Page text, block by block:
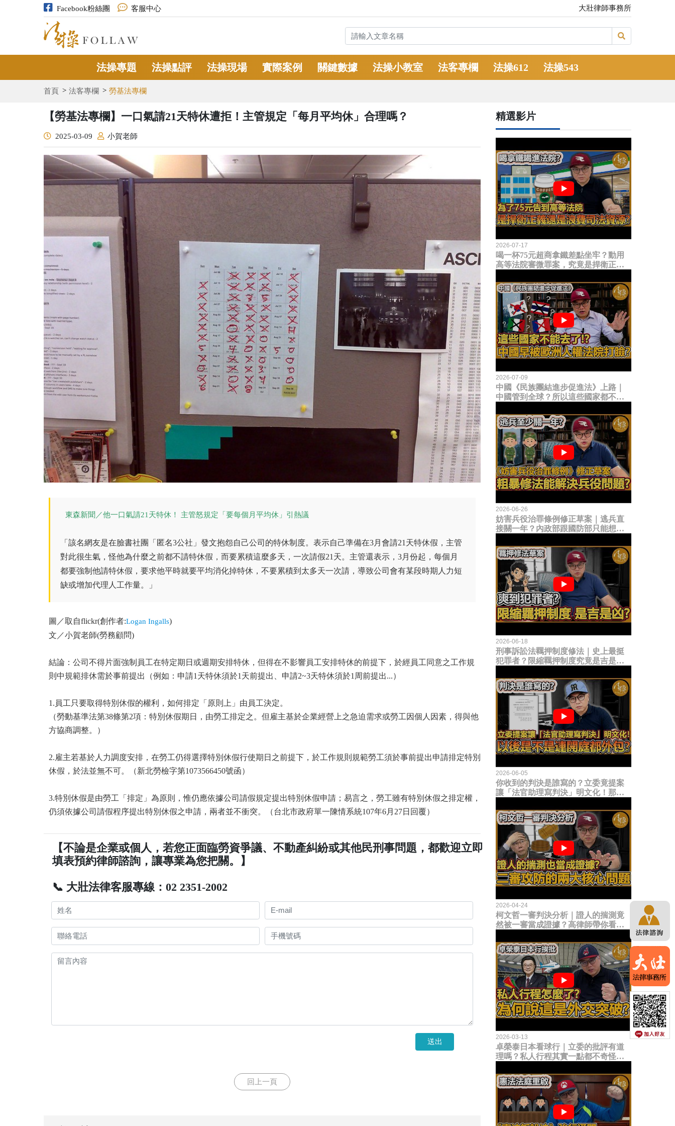
Facebook粉絲團 客服中心 大壯律師事務所
法操專題 法操點評 法操現場 實際案例 關鍵數據 法操小教室 法客專欄 法操612 法操543
首頁 法客專欄 勞基法專欄
【勞基法專欄】一口氣請21天特休遭拒！主管規定「每月平均休」合理嗎？
2025-03-09 小賀老師
東森新聞／他一口氣請21天特休！ 主管怒規定「要每個月平均休」引熱議
「該名網友是在臉書社團「匿名3公社」發文抱怨自己公司的特休制度。表示自己準備在3月會請21天特休假，主管
對此很生氣，怪他為什麼之前都不請特休假，而要累積這麼多天，一次請假21天。主管還表示，3月份起，每個月
都要強制他請特休假，要求他平時就要平均消化掉特休，不要累積到太多天一次請，導致公司會有某段時期人力短
缺或增加代理人工作量。」
圖／取自flickr(創作者:Logan Ingalls)
文／小賀老師(勞務顧問)
結論：公司不得片面強制員工在特定期日或週期安排特休，但得在不影響員工安排特休的前提下，於經員工同意之工作規
則中規範排休需於事前提出（例如：申請1天特休須於1天前提出、申請2~3天特休須於1周前提出...）
1.員工只要取得特別休假的權利，如何排定「原則上」由員工決定。
（勞動基準法第38條第2項：特別休假期日，由勞工排定之。但雇主基於企業經營上之急迫需求或勞工因個人因素，得與他
方協商調整。）
2.雇主若基於人力調度安排，在勞工仍得選擇特別休假行使期日之前提下，於工作規則規範勞工須於事前提出申請排定特別
休假，於法並無不可。（新北勞檢字第1073566450號函）
3.特別休假是由勞工「排定」為原則，惟仍應依據公司請假規定提出特別休假申請；易言之，勞工雖有特別休假之排定權，
仍須依據公司請假程序提出特別休假之申請，兩者並不衝突。（台北市政府單一陳情系統107年6月27日回覆）
【不論是企業或個人，若您正面臨勞資爭議、不動產糾紛或其他民刑事問題，都歡迎立即
填表預約律師諮詢，讓專業為您把關。】
📞 大壯法律客服專線：02 2351-2002
送出
回上一頁
精選影片
2026-07-17
喝一杯75元超商拿鐵差點坐牢？動用
高等法院審微罪案，究竟是捍衛正義
2026-07-09
中國《民族團結進步促進法》上路｜
中國管到全球？所以這些國家都不能
臉？
2026-06-26
妨害兵役治罪條例修正草案｜逃兵直
接關一年？內政部跟國防部只能想到
題？
2026-06-18
刑事訴訟法羈押制度修法｜史上最挺
犯罪者？限縮羈押制度究竟是吉是
2026-06-05
你收到的判決是誰寫的？立委竟提案
讓「法官助理寫判決」明文化！那以
2026-04-24
柯文哲一審判決分析｜證人的揣測竟
然被一審當成證據？高律師帶你看未
2026-03-13
卓榮泰日本看球行｜立委的批評有道
理嗎？私人行程其實一點都不奇怪？